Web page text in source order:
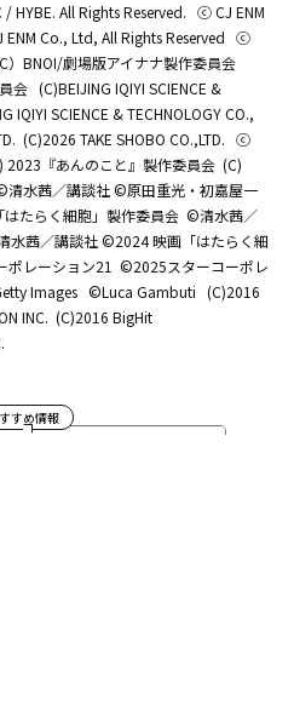
HYBE. All Rights Reserved. ⓒ CJ ENM
Co., Ltd, All Rights Reserved ⓒ
C）BNOI/劇場版アイナナ製作委員会
会 (C)BEIJING IQIYI SCIENCE &
IQIYI SCIENCE & TECHNOLOGY CO.,
(C)2026 TAKE SHOBO CO.,LTD. ⓒ
2023『あんのこと』製作委員会 (C)
清水茜／講談社 ©原田重光・初嘉屋一
たらく細胞」製作委員会 ©清水茜／
水茜／講談社 ©2024 映画「はたらく細
レーション21 ©2025スターコーポレ
Images ©Luca Gambuti (C)2016
INC. (C)2016 BigHit
すめ情報